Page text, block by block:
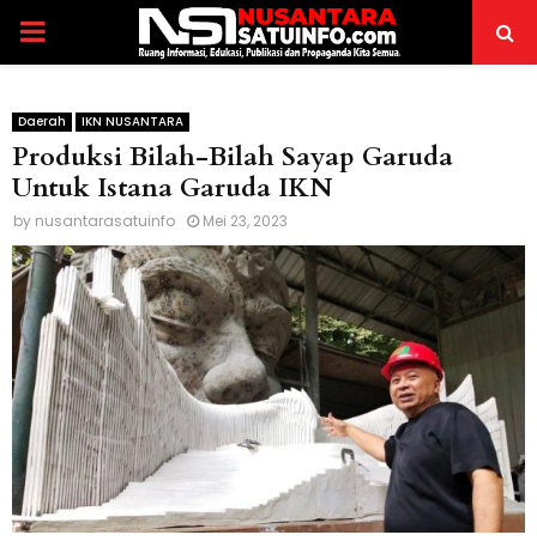
PRIMARY
Daerah IKN NUSANTARA
Produksi Bilah-Bilah Sayap Garuda
Untuk Istana Garuda IKN
by nusantarasatuinfo Mei 23, 2023